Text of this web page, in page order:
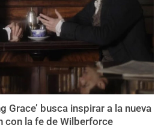
Grace’ busca inspirar a la nueva
con la fe de Wilberforce